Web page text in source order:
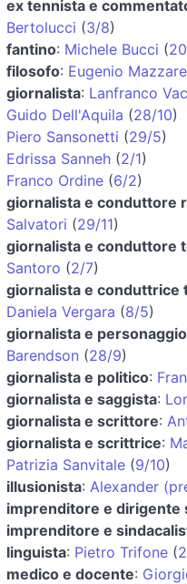
ex tennista e
Bertolucci (3/8)
fantino: Michele Bucci (
filosofo: Eugenio
giornalista: Lanfranco
Guido Dell'Aquila (28/10)
Piero Sansonetti (29/5)
Edrissa Sanneh (2/1)
Franco Ordine (6/2)
giornalista e conduttore
Salvatori (29/11)
giornalista e conduttore
Santoro (2/7)
giornalista e conduttrice
Daniela Vergara (8/5)
giornalista e
Barendson (28/9)
giornalista e politico:
giornalista e saggista:
giornalista e scrittore:
giornalista e scrittrice:
Patrizia Sanvitale (9/10)
illusionista: Alexander
imprenditore e dirigente
imprenditore e
linguista: Pietro Trifone (
medico e docente: